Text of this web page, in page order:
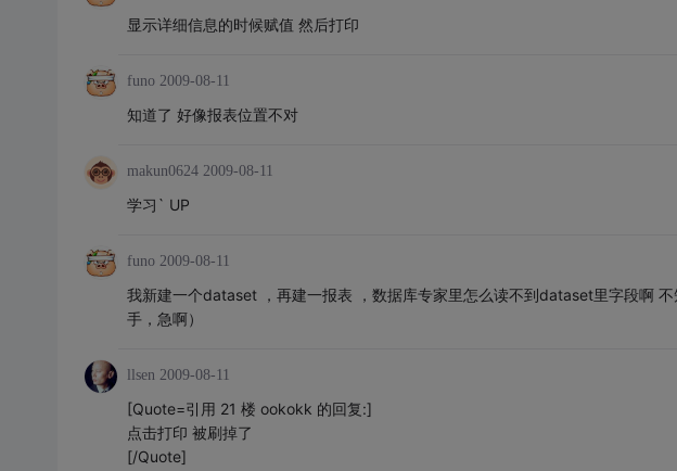
显示详细信息的时候赋值 然后打印
funo 2009-08-11
知道了 好像报表位置不对
makun0624 2009-08-11
学习` UP
funo 2009-08-11
我新建一个dataset ，再建一报表 ，数据库专家里怎么读不到dataset里字段啊
手，急啊）
llsen 2009-08-11
[Quote=引用 21 楼 ookokk 的回复:]
点击打印 被刷掉了
[/Quote]